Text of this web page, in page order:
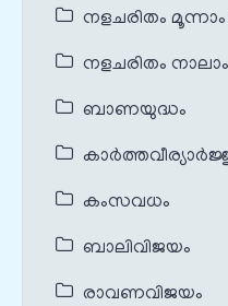
നളചരിതം
നളചരിതം
ബാണയുദ്ധം
കംസവധം
ബാലിവിജയം
രാവണവിജയം